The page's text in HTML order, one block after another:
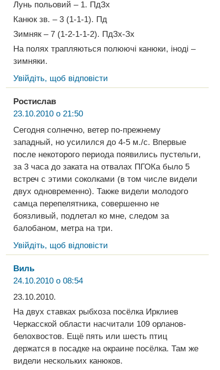
Лунь польовий – 1. ПдЗх
Канюк зв. – 3 (1-1-1). Пд
Зимняк – 7 (1-2-1-1-2). ПдЗх-Зх
На полях трапляються полюючі канюки, іноді –
зимняки.
Увійдіть, щоб відповісти
Ростислав
23.10.2010 о 21:50
Сегодня солнечно, ветер по-прежнему
западный, но усилился до 4-5 м./с. Впервые
после некоторого периода появились пустельги,
за 3 часа до заката на отвалах ПГОКа было 5
встреч с этими соколками (в том числе видели
двух одновременно). Также видели молодого
самца перепелятника, совершенно не
боязливый, подлетал ко мне, следом за
балобаном, метра на три.
Увійдіть, щоб відповісти
Виль
24.10.2010 о 08:54
23.10.2010.
На двух ставках рыбхоза посёлка Ирклиев
Черкасской области насчитали 109 орланов-
белохвостов. Ещё пять или шесть птиц
держатся в посадке на окраине посёлка. Там же
видели нескольких канюков.